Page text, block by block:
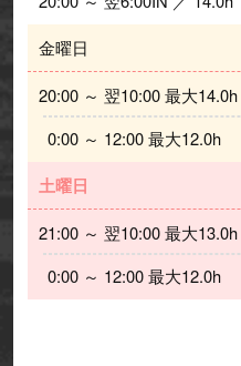
金曜日
20:00 ～ 翌10:00 最大14.0h
  0:00 ～ 12:00 最大12.0h
土曜日
21:00 ～ 翌10:00 最大13.0h
  0:00 ～ 12:00 最大12.0h